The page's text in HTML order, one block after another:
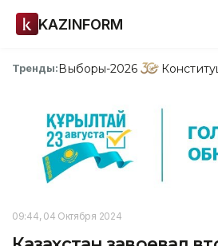
KAZINFORM
Тренды:Выборы-2026
09:44, 04 Октября 2024